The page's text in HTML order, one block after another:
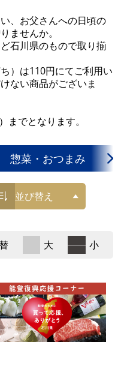
、お父さんへの日頃の
ませんか。
石川県のもので取り揃
）は110円にてご利用い
ない商品がございま
でとなります。
惣菜・おつまみ
並び替え
大 小